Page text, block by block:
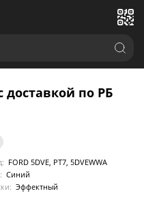
доставкой по РБ
FORD 5DVE, PT7, 5DVEWWA
Синий
Эффектный